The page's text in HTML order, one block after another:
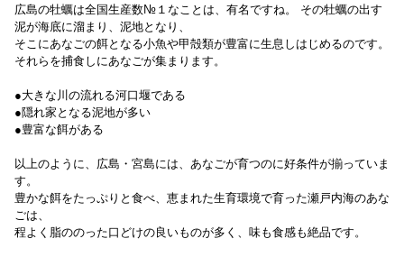
広島の牡蠣は全国生産数№１なことは、有名ですね。 その牡蠣の出す
泥が海底に溜まり、泥地となり、
そこにあなごの餌となる小魚や甲殻類が豊富に生息しはじめるのです。
それらを捕食しにあなごが集まります。
●大きな川の流れる河口堰である
●隠れ家となる泥地が多い
●豊富な餌がある
以上のように、広島・宮島には、あなごが育つのに好条件が揃っていま
す。
豊かな餌をたっぷりと食べ、恵まれた生育環境で育った瀬戸内海のあな
ごは、
程よく脂ののった口どけの良いものが多く、味も食感も絶品です。